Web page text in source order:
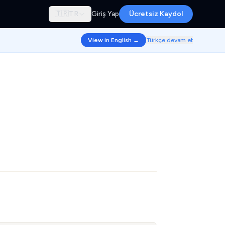
🇹🇷 TR Giriş Yap Ücretsiz Kaydol
View in English → Türkçe devam et